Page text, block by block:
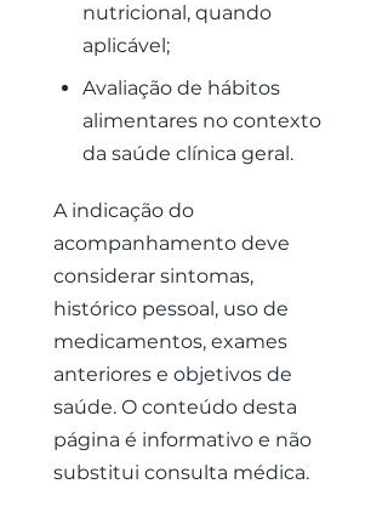
nutricional, quando
aplicável;
Avaliação de hábitos
alimentares no contexto
da saúde clínica geral.
A indicação do
acompanhamento deve
considerar sintomas,
histórico pessoal, uso de
medicamentos, exames
anteriores e objetivos de
saúde. O conteúdo desta
página é informativo e não
substitui consulta médica.